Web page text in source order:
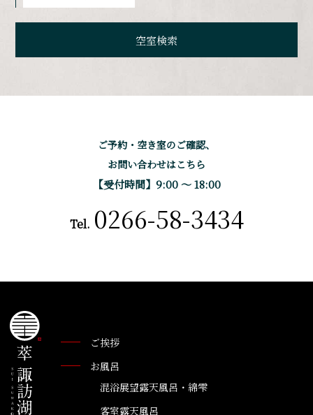
ご予約・空き室のご確認、
お問い合わせはこちら
【受付時間】9:00 〜 18:00
Tel. 0266-58-3434
ご挨拶
お風呂
混浴展望露天風呂・綿雫
客室露天風呂